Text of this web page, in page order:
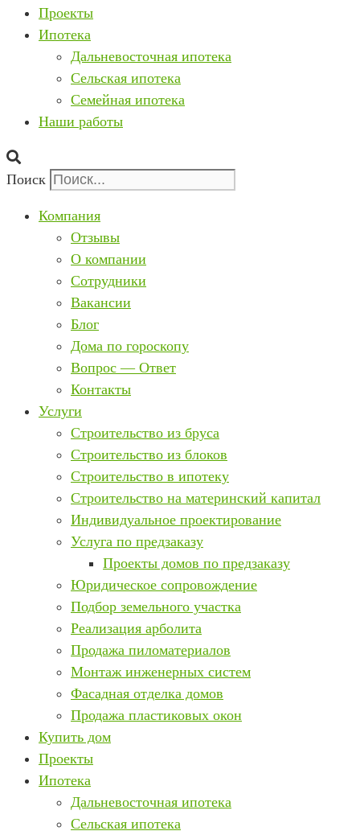
Проекты
Ипотека
Дальневосточная ипотека
Сельская ипотека
Семейная ипотека
Наши работы
Поиск
Компания
Отзывы
О компании
Сотрудники
Вакансии
Блог
Дома по гороскопу
Вопрос — Ответ
Контакты
Услуги
Строительство из бруса
Строительство из блоков
Строительство в ипотеку
Строительство на материнский капитал
Индивидуальное проектирование
Услуга по предзаказу
Проекты домов по предзаказу
Юридическое сопровождение
Подбор земельного участка
Реализация арболита
Продажа пиломатериалов
Монтаж инженерных систем
Фасадная отделка домов
Продажа пластиковых окон
Купить дом
Проекты
Ипотека
Дальневосточная ипотека
Сельская ипотека